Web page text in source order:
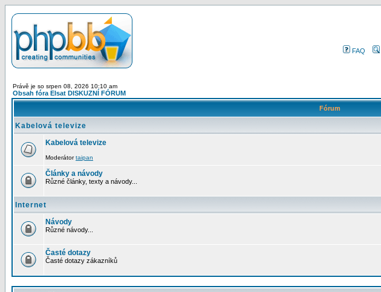
FAQ
Právě je so srpen 08, 2026 10:10 am
Obsah fóra Elsat DISKUZNÍ FÓRUM
Fórum
Kabelová televize
Kabelová televize
Moderátortaipan
Články a návody
Různé články, texty a návody...
Internet
Návody
Různé návody...
Časté dotazy
Časté dotazy zákazníků